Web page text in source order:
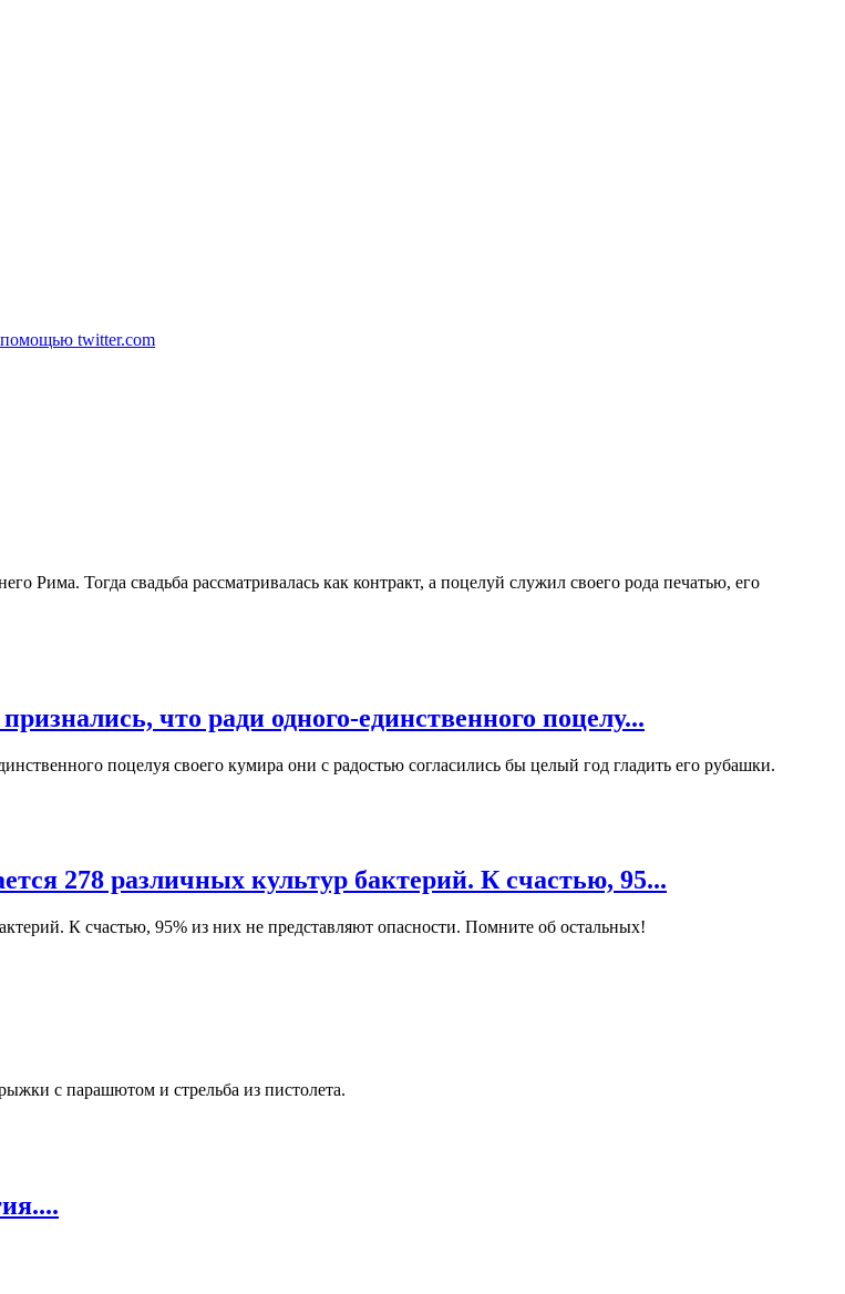
Рима. Тогда свадьба рассматривалась как контракт, а поцелуй служил своего рода печатью, его
что ради одного-единственного поцелу...
поцелуя своего кумира они с радостью согласились бы целый год гладить его рубашки.
278 различных культур бактерий. К счастью, 95...
К счастью, 95% из них не представляют опасности. Помните об остальных!
с парашютом и стрельба из пистолета.